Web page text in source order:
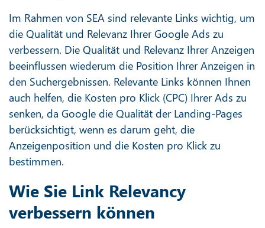
Im Rahmen von SEA sind relevante Links wichtig, um
die Qualität und Relevanz Ihrer Google Ads zu
verbessern. Die Qualität und Relevanz Ihrer Anzeigen
beeinflussen wiederum die Position Ihrer Anzeigen in
den Suchergebnissen. Relevante Links können Ihnen
auch helfen, die Kosten pro Klick (CPC) Ihrer Ads zu
senken, da Google die Qualität der Landing-Pages
berücksichtigt, wenn es darum geht, die
Anzeigenposition und die Kosten pro Klick zu
bestimmen.
Wie Sie Link Relevancy
verbessern können